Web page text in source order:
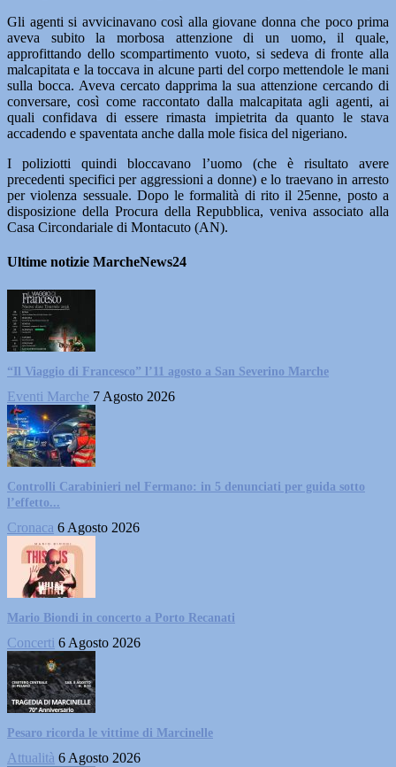
Gli agenti si avvicinavano così alla giovane donna che poco prima
aveva subito la morbosa attenzione di un uomo, il quale,
approfittando dello scompartimento vuoto, si sedeva di fronte alla
malcapitata e la toccava in alcune parti del corpo mettendole le mani
sulla bocca. Aveva cercato dapprima la sua attenzione cercando di
conversare, così come raccontato dalla malcapitata agli agenti, ai
quali confidava di essere rimasta impietrita da quanto le stava
accadendo e spaventata anche dalla mole fisica del nigeriano.
I poliziotti quindi bloccavano l’uomo (che è risultato avere
precedenti specifici per aggressioni a donne) e lo traevano in arresto
per violenza sessuale. Dopo le formalità di rito il 25enne, posto a
disposizione della Procura della Repubblica, veniva associato alla
Casa Circondariale di Montacuto (AN).
Ultime notizie MarcheNews24
“Il Viaggio di Francesco” l’11 agosto a San Severino Marche
Eventi Marche 7 Agosto 2026
Controlli Carabinieri nel Fermano: in 5 denunciati per guida sotto
l’effetto...
Cronaca 6 Agosto 2026
Mario Biondi in concerto a Porto Recanati
Concerti 6 Agosto 2026
Pesaro ricorda le vittime di Marcinelle
Attualità 6 Agosto 2026